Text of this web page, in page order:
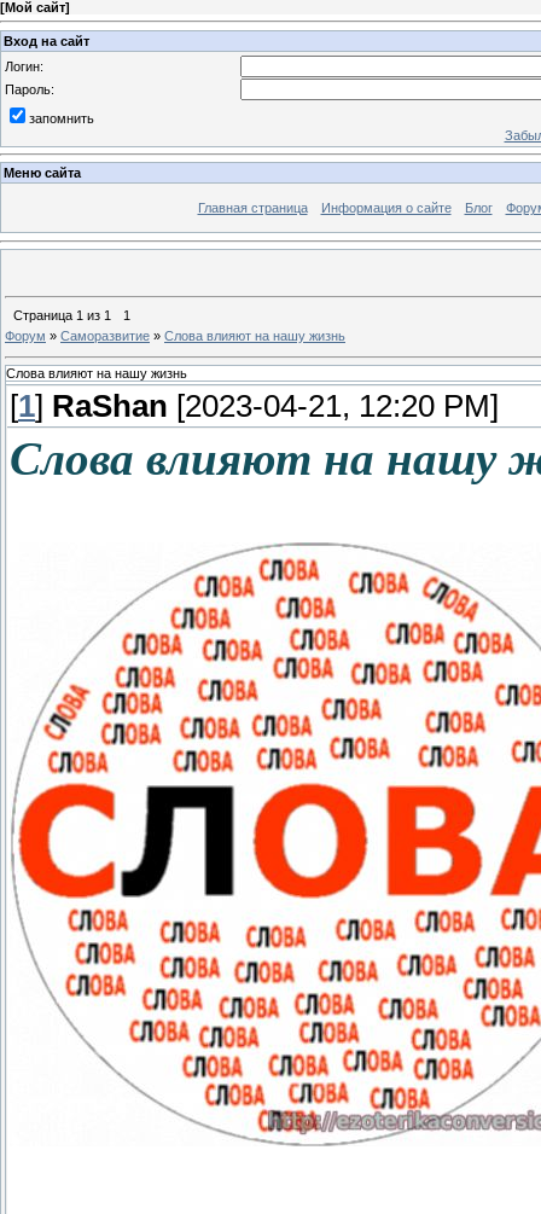
[Мой сайт]
Вход на сайт
Логин:
Пароль:
запомнить
Меню сайта
Главная страница Информация о сайте Блог
Страница 1 из 1
1
Форум » Саморазвитие » Слова влияют на нашу жизнь
Слова влияют на нашу жизнь
[1] RaShan [2023-04-21, 12:20 PM]
Слова влияют на нашу